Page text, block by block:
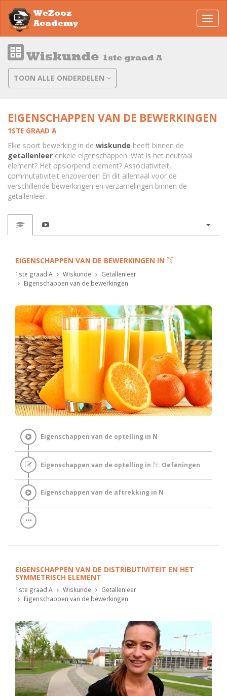
WeZooz
Academy
Wiskunde 1ste graad A
TOON ALLE ONDERDELEN
EIGENSCHAPPEN VAN DE BEWERKINGEN
1STE GRAAD A
Elke soort bewerking in de wiskunde heeft binnen de
getallenleer enkele eigenschappen. Wat is het neutraal
element? Het opslorpend element? Associativiteit,
commutativiteit enzoverder! En dit allemaal voor de
verschillende bewerkingen en verzamelingen binnen de
getallenleer.
EIGENSCHAPPEN VAN DE BEWERKINGEN IN N
ℕ
1ste graad A Wiskunde
Getallenleer
Eigenschappen van de bewerkingen
Eigenschappen van de optelling in N
Eigenschappen van de optelling in N
ℕ: Oefeningen
Eigenschappen van de aftrekking in N
EIGENSCHAPPEN VAN DE DISTRIBUTIVITEIT EN HET
SYMMETRISCH ELEMENT
1ste graad A Wiskunde
Getallenleer
Eigenschappen van de bewerkingen